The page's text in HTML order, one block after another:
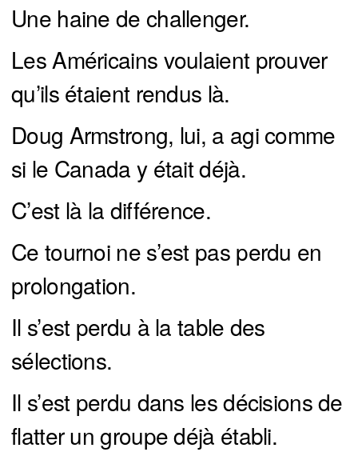
Une haine de challenger.
Les Américains voulaient prouver
qu’ils étaient rendus là.
Doug Armstrong, lui, a agi comme
si le Canada y était déjà.
C’est là la différence.
Ce tournoi ne s’est pas perdu en
prolongation.
Il s’est perdu à la table des
sélections.
Il s’est perdu dans les décisions de
flatter un groupe déjà établi.